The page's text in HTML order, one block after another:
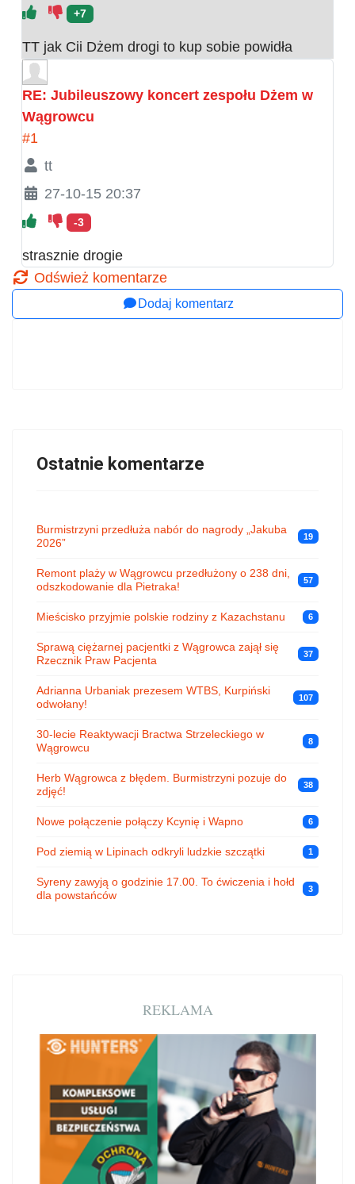
+7
TT jak Cii Dżem drogi to kup sobie powidła
RE: Jubileuszowy koncert zespołu Dżem w
Wągrowcu
#1
tt
27-10-15 20:37
-3
strasznie drogie
Odśwież komentarze
Dodaj komentarz
Ostatnie komentarze
Burmistrzyni przedłuża nabór do nagrody „Jakuba
2026”
19
Remont plaży w Wągrowcu przedłużony o 238 dni,
odszkodowanie dla Pietraka!
57
Mieścisko przyjmie polskie rodziny z Kazachstanu 6
Sprawą ciężarnej pacjentki z Wągrowca zajął się
Rzecznik Praw Pacjenta
37
Adrianna Urbaniak prezesem WTBS, Kurpiński
odwołany!
107
30-lecie Reaktywacji Bractwa Strzeleckiego w
Wągrowcu
8
Herb Wągrowca z błędem. Burmistrzyni pozuje do
zdjęć!
38
Nowe połączenie połączy Kcynię i Wapno 6
Pod ziemią w Lipinach odkryli ludzkie szczątki 1
Syreny zawyją o godzinie 17.00. To ćwiczenia i hołd
dla powstańców
3
REKLAMA